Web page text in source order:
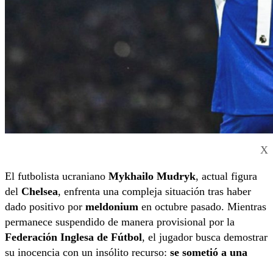
X
El futbolista ucraniano Mykhailo Mudryk, actual figura
del Chelsea, enfrenta una compleja situación tras haber
dado positivo por meldonium en octubre pasado. Mientras
permanece suspendido de manera provisional por la
Federación Inglesa de Fútbol, el jugador busca demostrar
su inocencia con un insólito recurso: se sometió a una